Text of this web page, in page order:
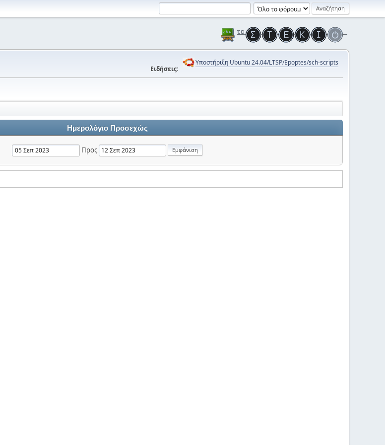
Ειδήσεις:
Υποστήριξη Ubuntu 24.04/LTSP/Epoptes/sch-scripts
Ημερολόγιο Προσεχώς
Προς